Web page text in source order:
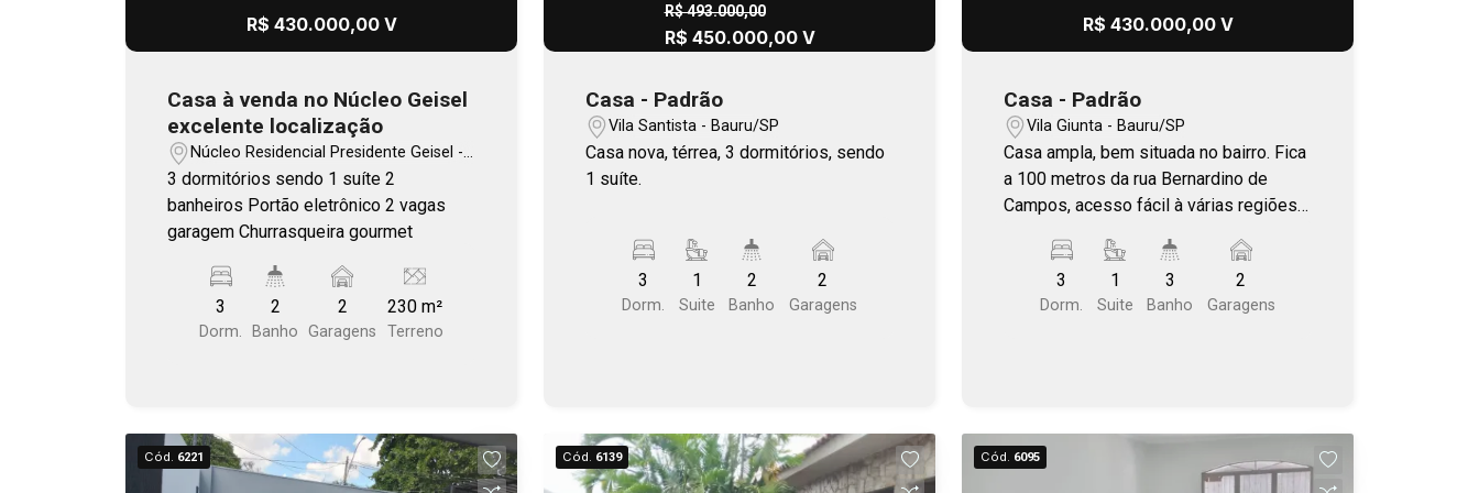
perfil são escassas no mercado e
visita e avalie pessoalmente essa
oportunidade.
R$ 430.000,00 V
Casa à venda no Núcleo Geisel
excelente localização
Núcleo Residencial Presidente Geisel -
Bauru/SP
3 dormitórios sendo 1 suíte 2
banheiros Portão eletrônico 2 vagas
garagem Churrasqueira gourmet
3
Dorm.
2
Banho
2
Garagens
230 m²
Terreno
R$ 493.000,00
R$ 450.000,00 V
Casa - Padrão
Vila Santista - Bauru/SP
Casa nova, térrea, 3 dormitórios, sendo
1 suíte.
3
Dorm.
1
Suite
2
Banho
2
Garagens
R$ 430.000,00 V
Casa - Padrão
Vila Giunta - Bauru/SP
Casa ampla, bem situada no bairro. Fica
a 100 metros da rua Bernardino de
Campos, acesso fácil à várias regiões
à supermercados, escolas em geral.
3
Dorm.
1
Suite
3
Banho
2
Garagens
Cód. 6221 Cód. 6139 Cód. 6095